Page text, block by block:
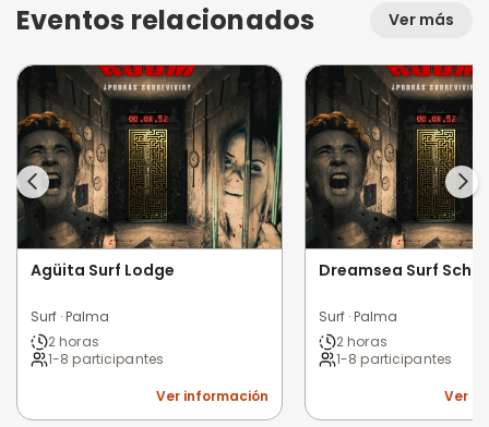
Eventos relacionados Ver más
Agüita Surf Lodge
Surf · Palma
2 horas
1-8 participantes
Ver información
Dreamsea Surf
Surf · Palma
2 horas
1-8 participantes
Ver